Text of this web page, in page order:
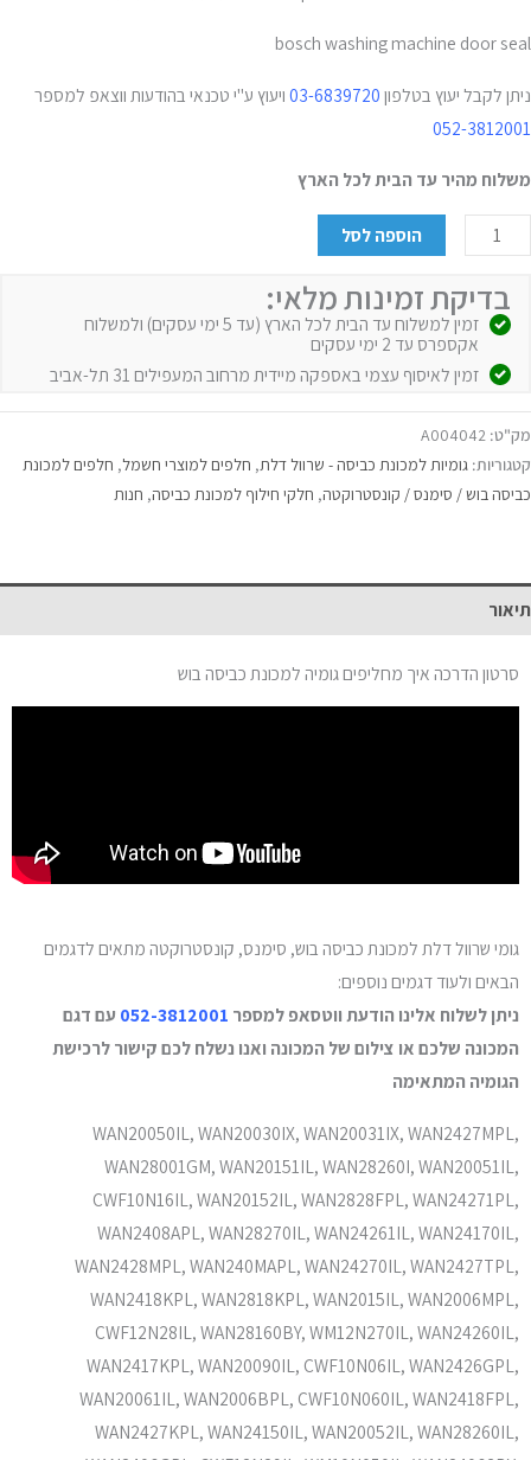
bosch washing machine door seal
ניתן לקבל יעוץ בטלפון 03-6839720 ויעוץ ע"י טכנאי בהודעות ווצאפ למספר
052-3812001
משלוח מהיר עד הבית לכל הארץ
הוספה לסל
בדיקת זמינות מלאי:
זמין למשלוח עד הבית לכל הארץ (עד 5 ימי עסקים) ולמשלוח
אקספרס עד 2 ימי עסקים
זמין לאיסוף עצמי באספקה מיידית מרחוב המעפילים 31 תל-אביב
מק"ט: A004042
קטגוריות: גומיות למכונת כביסה - שרוול דלת, חלפים למוצרי חשמל, חלפים למכונת
כביסה בוש / סימנס / קונסטרוקטה, חלקי חילוף למכונת כביסה, חנות
תיאור
סרטון הדרכה איך מחליפים גומיה למכונת כביסה בוש
גומי שרוול דלת למכונת כביסה בוש, סימנס, קונסטרוקטה מתאים לדגמים
הבאים ולעוד דגמים נוספים:
ניתן לשלוח אלינו הודעת ווטסאפ למספר 052-3812001 עם דגם
המכונה שלכם או צילום של המכונה ואנו נשלח לכם קישור לרכישת
הגומיה המתאימה
WAN20050IL, WAN20030IX, WAN20031IX, WAN2427MPL,
WAN28001GM, WAN20151IL, WAN28260I, WAN20051IL,
CWF10N16IL, WAN20152IL, WAN2828FPL, WAN24271PL,
WAN2408APL, WAN28270IL, WAN24261IL, WAN24170IL,
WAN2428MPL, WAN240MAPL, WAN24270IL, WAN2427TPL,
WAN2418KPL, WAN2818KPL, WAN2015IL, WAN2006MPL,
CWF12N28IL, WAN28160BY, WM12N270IL, WAN24260IL,
WAN2417KPL, WAN20090IL, CWF10N06IL, WAN2426GPL,
WAN20061IL, WAN2006BPL, CWF10N060IL, WAN2418FPL,
WAN2427KPL, WAN24150IL, WAN20052IL, WAN28260IL,